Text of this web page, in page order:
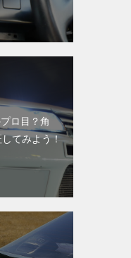
ロ目？角
てみよう！